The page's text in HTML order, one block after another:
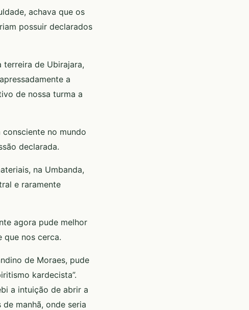
achava que os
possuir declarados
terreira de Ubirajara,
a
de nossa turma a
consciente no mundo
declarada.
na Umbanda,
e raramente
agora pude melhor
que nos cerca.
de Moraes, pude
kardecista”.
a intuição de abrir a
manhã, onde seria